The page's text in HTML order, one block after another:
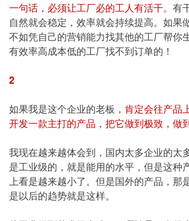
一句话，必须让工厂必的工人有活干。 有
自然就会稳定，效率就会持续提高。如果
不如凭自己的营销能力找其他的工厂帮你
有效率高成本低的工厂找不到订单的！
2
如果我是这个企业的老板， 肯定会往产品
开发一款主打的产品，把它做到极致，做
我现在越来越体会到，国内太多企业的太
是工业级的，就是能用的水平，但是这种
上看是越来越小了。但是国外的产品，那
是以后的趋势就是这样。